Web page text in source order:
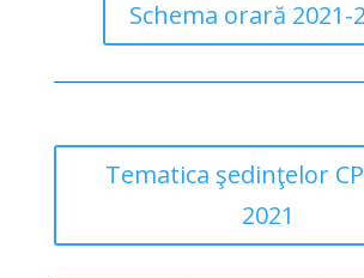
Schema orară 2021-
Tematica şedinţelor
2021